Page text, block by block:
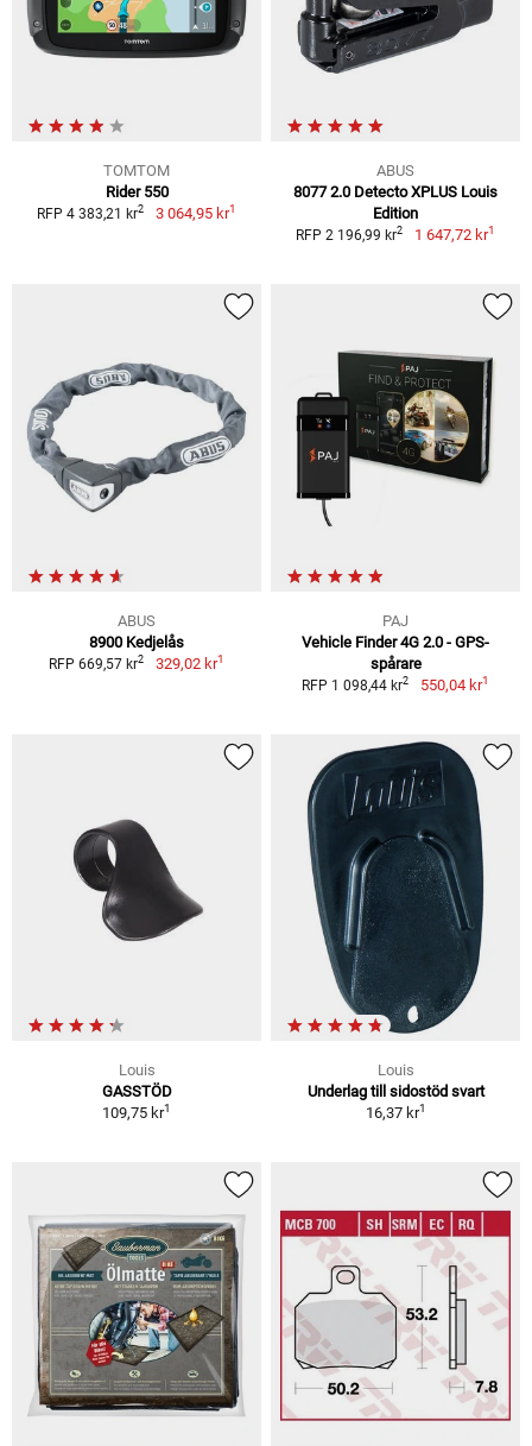
TOMTOM
Rider 550
RFP 4 383,21 kr2 3 064,95 kr1
ABUS
8077 2.0 Detecto XPLUS Louis
Edition
RFP 2 196,99 kr2 1 647,72 kr1
ABUS
8900 Kedjelås
RFP 669,57 kr2 329,02 kr1
PAJ
Vehicle Finder 4G 2.0 - GPS-
spårare
RFP 1 098,44 kr2 550,04 kr1
Louis
GASSTÖD
109,75 kr1
Louis
Underlag till sidostöd svart
16,37 kr1